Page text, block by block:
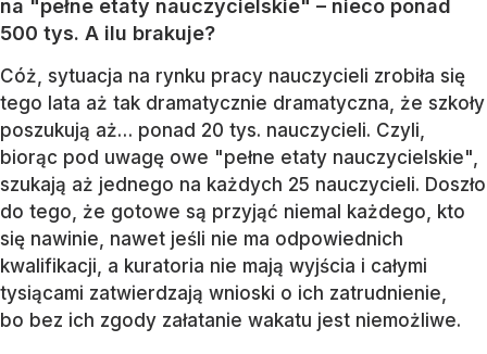
na "pełne etaty nauczycielskie" – nieco ponad
500 tys. A ilu brakuje?
Cóż, sytuacja na rynku pracy nauczycieli zrobiła się
tego lata aż tak dramatycznie dramatyczna, że szkoły
poszukują aż… ponad 20 tys. nauczycieli. Czyli,
biorąc pod uwagę owe "pełne etaty nauczycielskie",
szukają aż jednego na każdych 25 nauczycieli. Doszło
do tego, że gotowe są przyjąć niemal każdego, kto
się nawinie, nawet jeśli nie ma odpowiednich
kwalifikacji, a kuratoria nie mają wyjścia i całymi
tysiącami zatwierdzają wnioski o ich zatrudnienie,
bo bez ich zgody załatanie wakatu jest niemożliwe.